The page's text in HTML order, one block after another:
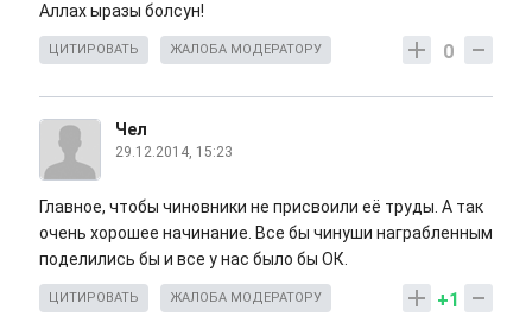
Аллах ыразы болсун!
0
ЦИТИРОВАТЬ ЖАЛОБА МОДЕРАТОРУ
Чел
29.12.2014, 15:23
Главное, чтобы чиновники не присвоили её труды. А так
очень хорошее начинание. Все бы чинуши награбленным
поделились бы и все у нас было бы ОК.
+1
ЦИТИРОВАТЬ ЖАЛОБА МОДЕРАТОРУ